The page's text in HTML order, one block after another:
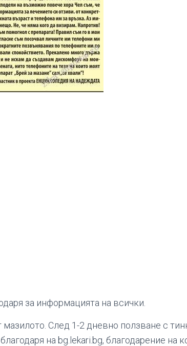
за информацията на всички.
След 1-2 дневно ползване с
на bg.lekari.bg, благодарение на